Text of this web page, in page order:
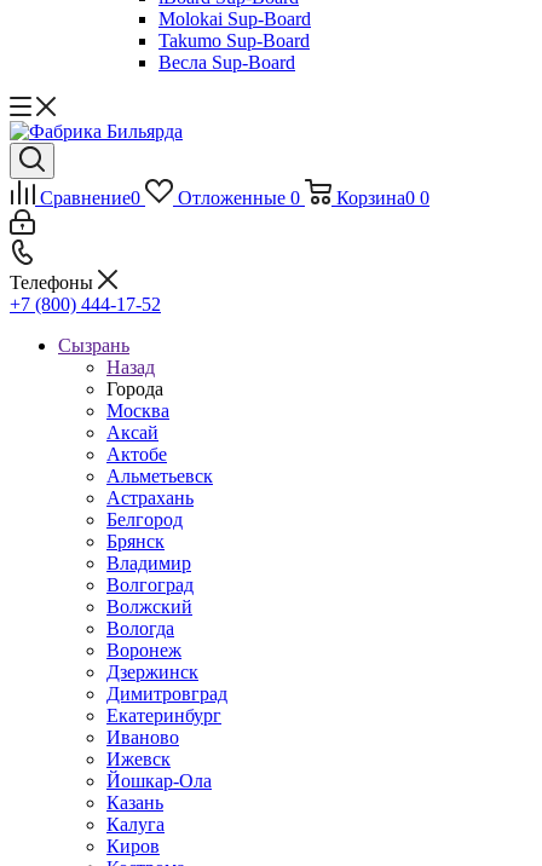
Molokai Sup-Board
Takumo Sup-Board
Весла Sup-Board
Сравнение0 Отложенные 0 Корзина0 0
Телефоны
+7 (800) 444-17-52
Сызрань
Назад
Города
Москва
Аксай
Актобе
Альметьевск
Астрахань
Белгород
Брянск
Владимир
Волгоград
Волжский
Вологда
Воронеж
Дзержинск
Димитровград
Екатеринбург
Иваново
Ижевск
Йошкар-Ола
Казань
Калуга
Киров